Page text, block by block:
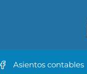
Asientos contables